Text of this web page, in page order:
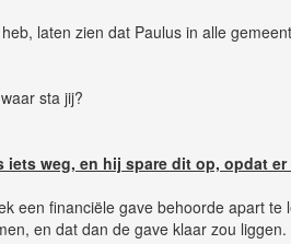
laten zien dat Paulus in alle
sta jij?
weg, en hij spare dit op, opdat
een financiële gave behoorde apart te
en dat dan de gave klaar zou